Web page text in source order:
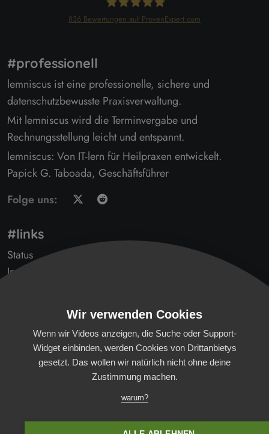
836 Bewertungen auf ProvenExpert.com
#professionell
lemniscus ist eine professionelle, sichere und
datenschutzbewusste Praxisverwaltung.
Mit lemniscus wird die Terminvergabe und
Rechnungsstellung leicht und entspannt.
lemniscus: Von IT-lern für Heilpraxen entwickelt.
Papick G. Taboada, Geschäftsführer
Folge uns:
#links
Status
Impressum
Gendern
Kontakt
B'scheidwisserlys
Öffentlichkeit
Wir verwenden Cookies
Wenn wir Videos anzeigen, die Suche oder Support-
Widget einbinden, werden Cookies von Drittanbietys
gesetzt. Das wollen wir natürlich nicht ohne deine
Zustimmung machen.
warum?